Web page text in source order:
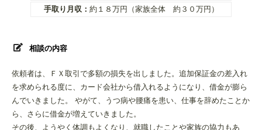
手取り月収： 約１８万円（家族全体 約３０万円）
相談の内容
依頼者は、ＦＸ取引で多額の損失を出しました。追加保証金の差入れ
を求められる度に、カード会社から借入れるようになり、借金が膨ら
んでいきました。 やがて、うつ病や腰痛を患い、仕事を辞めたことか
ら、さらに借金が増えていきました。
その後、ようやく体調もよくなり、就職したことや家族の協力もあ